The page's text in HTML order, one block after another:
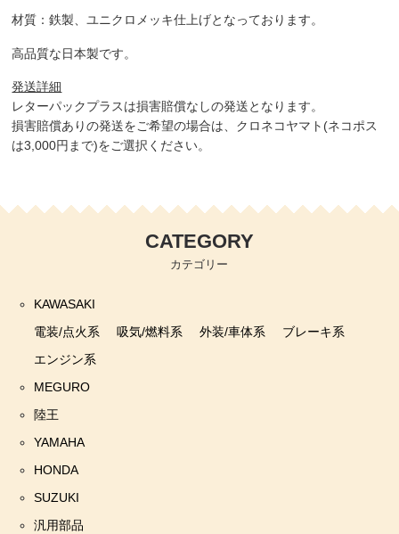
材質：鉄製、ユニクロメッキ仕上げとなっております。
高品質な日本製です。
発送詳細
レターパックプラスは損害賠償なしの発送となります。
損害賠償ありの発送をご希望の場合は、クロネコヤマト(ネコポス
は3,000円まで)をご選択ください。
CATEGORY
カテゴリー
KAWASAKI
電装/点火系
吸気/燃料系 外装/車体系
ブレーキ系
エンジン系
MEGURO
陸王
YAMAHA
HONDA
SUZUKI
汎用部品